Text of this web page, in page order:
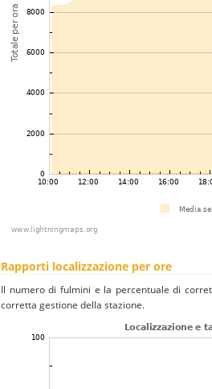
Rapporti localizzazione per ore
Il numero di fulmini e la percentuale di
corretta gestione della stazione.